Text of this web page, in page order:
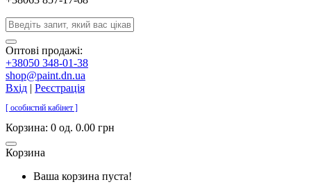
Оптові продажі:
+38050 348-01-38
shop@paint.dn.ua
Вхід | Реєстрація
[ особистий кабінет ]
Корзина: 0 од. 0.00 грн
Корзина
Ваша корзина пуста!